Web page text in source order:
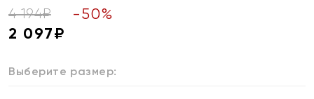
4 194₽ -50%
2 097₽
Выберите размер: